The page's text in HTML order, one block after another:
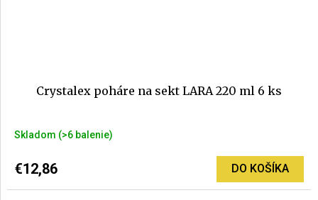
Crystalex poháre na sekt LARA 220 ml 6 ks
Skladom (>6 balenie)
€12,86 DO KOŠÍKA